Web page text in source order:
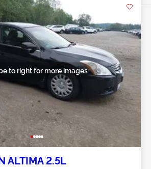
to right for more images
ALTIMA 2.5L